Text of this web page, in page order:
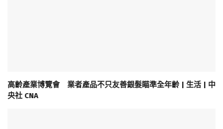
高齡產業博覽會 業者產品不只友善銀髮瞄準全年齡 | 生活 | 中
央社 CNA